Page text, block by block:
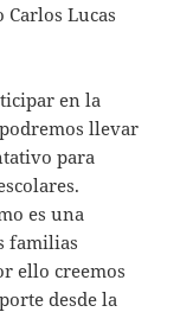
Lucas
en la
llevar
para
es una
familias
ello creemos
desde la